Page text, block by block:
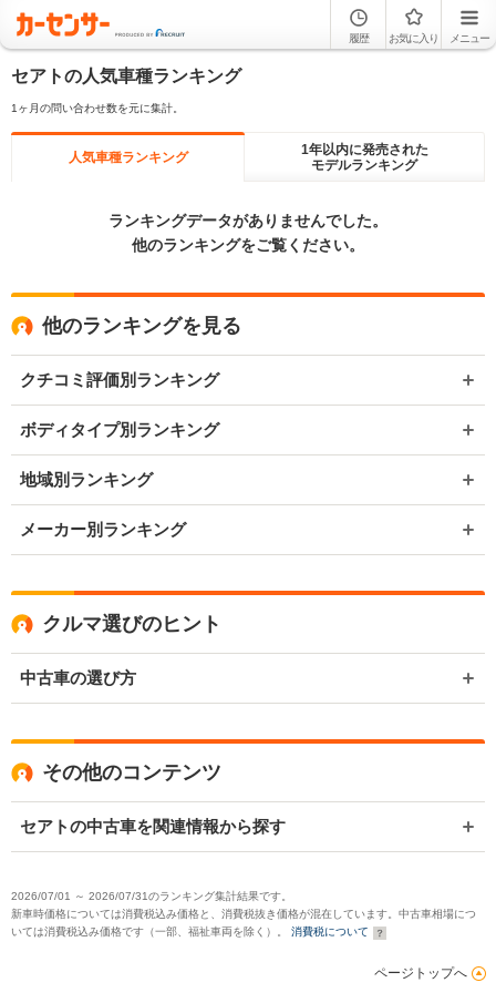
履歴 お気に入り メニュー
セアトの人気車種ランキング
1ヶ月の問い合わせ数を元に集計。
人気車種ランキング
1年以内に発売された
モデルランキング
ランキングデータがありませんでした。
他のランキングをご覧ください。
他のランキングを見る
クチコミ評価別ランキング
ボディタイプ別ランキング
地域別ランキング
メーカー別ランキング
クルマ選びのヒント
中古車の選び方
その他のコンテンツ
セアトの中古車を関連情報から探す
2026/07/01 ～ 2026/07/31のランキング集計結果です。
新車時価格については消費税込み価格と、消費税抜き価格が混在しています。中古車相場につ
いては消費税込み価格です（一部、福祉車両を除く）。 消費税について
ページトップへ